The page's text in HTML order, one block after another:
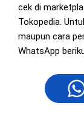
cek di
Tokopedia.
maupun cara
WhatsApp